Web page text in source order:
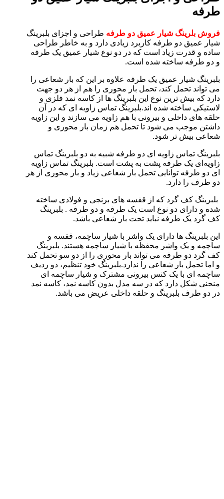
طرفه
فروش بلرینگ شیار عمیق دو طرفه طراحی و اجزای بلبرینگ
شیار عمیق دو طرفه کاربرد زیادی دارد و به خاطر طراحی
ساده و قدرت زیاد است که در دو نوع شیار عمیق یک طرفه
و دو طرفه ساخته شده است.
بلبرینگ شیار عمیق یک طرفه علاوه بر این که بار شعاعی را
می‌ تواند تحمل کند، تحمل بار محوری را هم از هر دو جهت
دارد که بیش ترین نوع این بلبرینگ ها از کاسه نمد فلزی و
لاستیکی ساخته شده اند.بلبرینگ تماس زاویه ای که در آن
حلقه‌ های داخلی و بیرونی با هم زاویه می‌ سازند و این زاویه
داشتن موجب می‌ شود تا تحمل هم زمان بار محوری و
شعاعی بیش تر شود.
بلبرینگ تماس زاویه ای دو طرفه شبیه به دو بلبرینگ تماس
زاویه‌ای یک طرفه پشت به پشت است. بلبرینگ تماس زاویه
ای دو طرفه توانایی تحمل بار شعاعی زیاد و بار محوری از هر
دو طرف را دارد.
بلبرینگ کف گرد که از قفسه‌ های برنجی و فولادی ساخته
شده و دارای دو نوع است یک طرفه و دو طرفه . بلبرینگ
کف گرد یک طرفه نباید تحت بار شعاعی باشد.
این بلبرینگ‌ ها دارای یک واشر با شیار ساچمه، قفسه و
ساچمه و یک واشر محفظه با شیار ساچمه هستند. بلبرینگ
کف گرد دو طرفه می‌ تواند بار محوری را از دو سو تحمل کند
و اما تحمل بار شعاعی را ندارد.بلبرینگ خود تنظیم، دو ردیف
ساچمه ای با یک کنس بیرونی مشترک و شیار ساچمه ای
منحنی شکل دارد که در سه مدل بدون کاسه نمد، کاسه نمد
در دو طرف بلبرینگ و حلقه داخلی عریض می باشد.